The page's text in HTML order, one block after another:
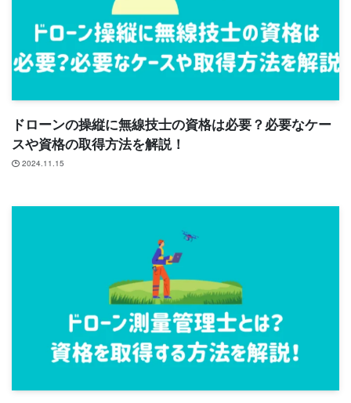
ドローンの操縦に無線技士の資格は必要？必要なケー
スや資格の取得方法を解説！
2024.11.15